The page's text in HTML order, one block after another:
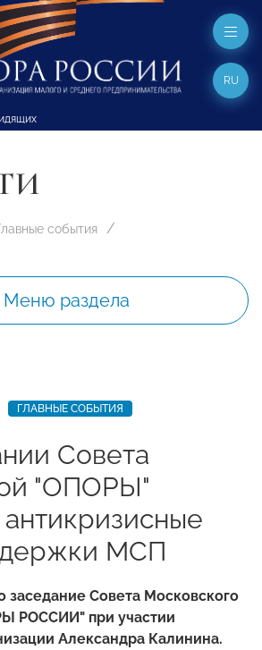
RU
события
Меню раздела
ГЛАВНЫЕ СОБЫТИЯ
Совета
"ОПОРЫ"
МСП
заседание Совета Московского
РОССИИ" при участии
Александра Калинина.